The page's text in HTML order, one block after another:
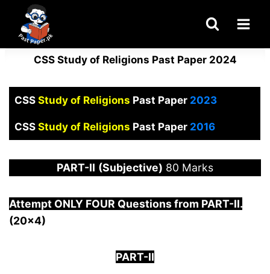
content
CSS Study of Religions Past Paper 2024
CSSStudy of Religions Past Paper2023
CSS Study of Religions Past Paper2016
PART-II (Subjective) 80 Marks
Attempt ONLY FOUR Questions from PART-II.
(20×4)
PART-II